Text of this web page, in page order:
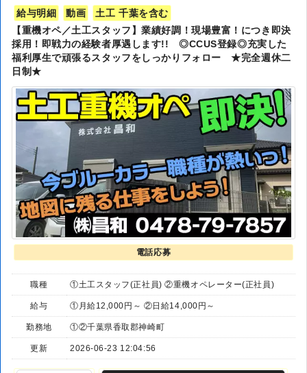
給与明細 動画
土工 千葉を含む
【重機オペ／土工スタッフ】業績好調！現場豊富！につき即決
採用！即戦力の経験者厚遇します!! ◎CCUS登録◎充実した
福利厚生で頑張るスタッフをしっかりフォロー ★完全週休二
日制★
電話応募
職種 ①土工スタッフ(正社員) ②重機オペレーター(正社員)
給与 ①月給12,000円～ ②日給14,000円～
勤務地 ①②千葉県香取郡神崎町
更新 2026-06-23 12:04:56